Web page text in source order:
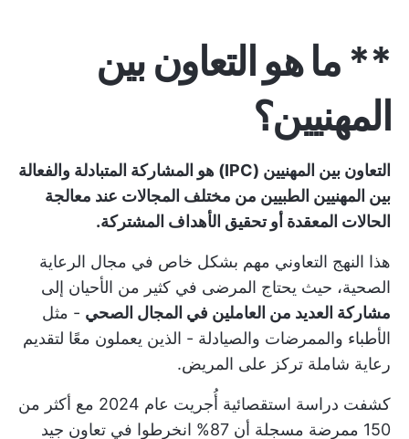
** ما هو التعاون بين
المهنيين؟
التعاون بين المهنيين (IPC) هو المشاركة المتبادلة والفعالة
بين المهنيين الطبيين من مختلف المجالات عند معالجة
الحالات المعقدة أو تحقيق الأهداف المشتركة.
هذا النهج التعاوني مهم بشكل خاص في مجال الرعاية
الصحية، حيث يحتاج المرضى في كثير من الأحيان إلى
مشاركة العديد من العاملين في المجال الصحي - مثل
الأطباء والممرضات والصيادلة - الذين يعملون معًا لتقديم
رعاية شاملة تركز على المريض.
كشفت دراسة استقصائية أُجريت عام 2024 مع أكثر من
150 ممرضة مسجلة أن
87% انخرطوا في تعاون جيد